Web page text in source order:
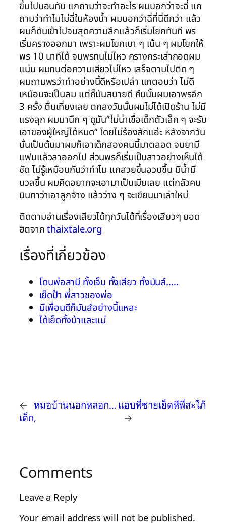
ติดตามอ่านเรื่องเสียวได้ทุกวันได้ที่เรื่องเสียวๆ ยอด
ฮิตจากthaixtale.org
เรื่องที่เกี่ยวข้อง
โดนพ่อสามี ทั้งเจ็บ ทั้งเสียว ทั้งมันส์…..
เย็ดป้า พี่สาวของพ่อ
มีเพื่อนดีก็มันส์อย่างนี้แหละ
ได้เย็ดทั้งน้าและแม่
← หมอบ้านนอกหลอก…
เด็ก,
แอบพี่ชายเย็ดหีพี่สะใภ้
→
Comments
Leave a Reply
Your email address will not be published.